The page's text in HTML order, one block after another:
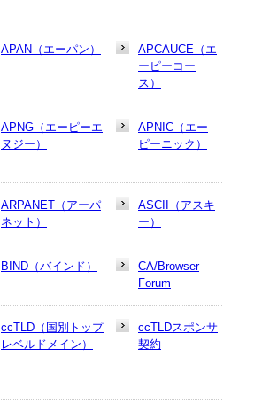
APAN（エーパン）
APCAUCE（エ
ーピーコー
ス）
APNG（エーピーエ
ヌジー）
APNIC（エー
ピーニック）
ARPANET（アーパ
ネット）
ASCII（アスキ
ー）
BIND（バインド）
CA/Browser
Forum
ccTLD（国別トップ
レベルドメイン）
ccTLDスポンサ
契約